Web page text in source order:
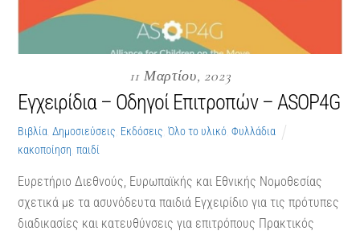
11 Μαρτίου, 2023
Εγχειρίδια – Οδηγοί Επιτροπών – ASOP4G
Βιβλία ,Δημοσιεύσεις Εκδόσεις ,Όλο το υλικό ,Φυλλάδια
κακοποίηση ,παιδί
Ευρετήριο Διεθνούς, Eυρωπαϊκής και Eθνικής Nομοθεσίας
σχετικά με τα ασυνόδευτα παιδιά Εγχειρίδιο για τις πρότυπες
διαδικασίες και κατευθύνσεις για επιτρόπους Πρακτικός